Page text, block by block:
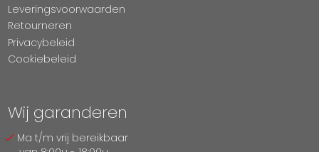
Leveringsvoorwaarden
Retourneren
Privacybeleid
Cookiebeleid
Wij garanderen
Ma t/m vrij bereikbaar